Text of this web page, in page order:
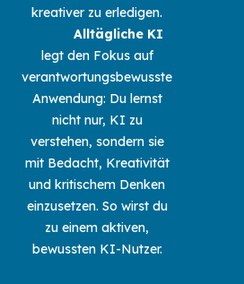
kreativer zu erledigen.
Alltägliche KI
legt den Fokus auf
verantwortungsbewusste
Anwendung: Du lernst
nicht nur, KI zu
verstehen, sondern sie
mit Bedacht, Kreativität
und kritischem Denken
einzusetzen. So wirst du
zu einem aktiven,
bewussten KI-Nutzer.